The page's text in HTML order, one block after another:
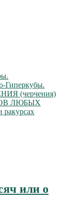
Гиперкубы.
(черчения)
ЛЮБЫХ
или о